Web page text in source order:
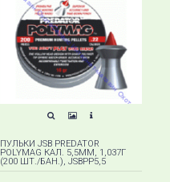
ПУЛЬКИ JSB PREDATOR
POLYMAG КАЛ. 5,5ММ, 1,037Г
(200 ШТ./БАН.), JSBPP5,5